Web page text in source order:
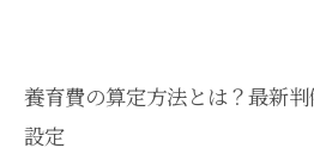
養育費の算定方法とは？最新
設定